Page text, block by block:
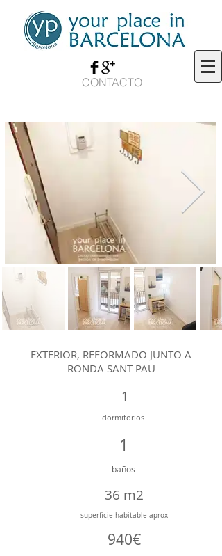
CONTACTO
EXTERIOR, REFORMADO JUNTO A
RONDA SANT PAU
1
dormitorios
1
baños
36 m2
superficie habitable aprox
940€